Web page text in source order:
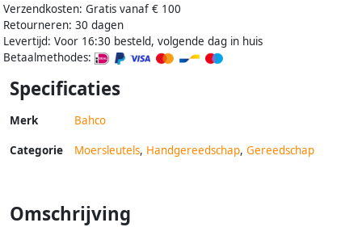
Verzendkosten: Gratis vanaf € 100
Retourneren: 30 dagen
Levertijd: Voor 16:30 besteld, volgende dag in huis
Betaalmethodes:
Specificaties
Merk Bahco
Categorie Moersleutels, Handgereedschap, Gereedschap
Omschrijving